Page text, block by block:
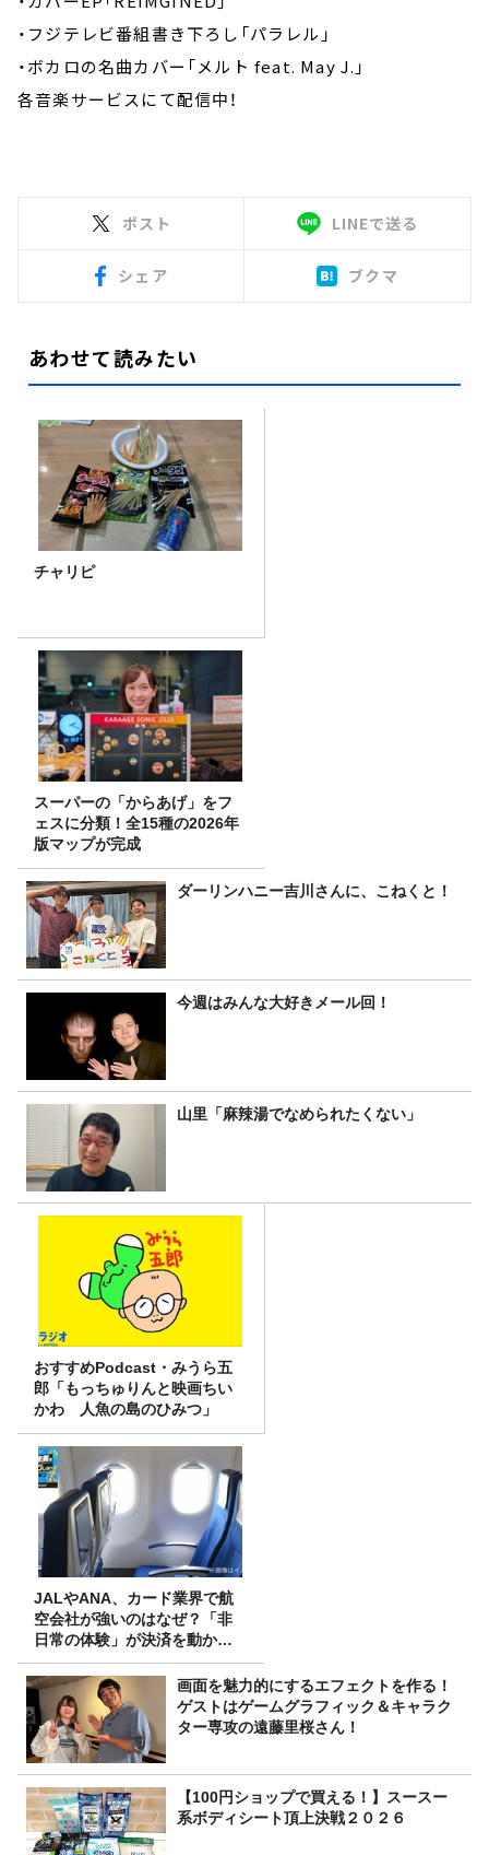
・フジテレビ番組書き下ろし「パラレル」
・ボカロの名曲カバー「メルト feat. May J.」
各音楽サービスにて配信中！
ポスト LINEで送る
シェア ブクマ
あわせて読みたい
チャリピ
スーパーの「からあげ」をフ
ェスに分類！全15種の2026年
版マップが完成
ダーリンハニー吉川さんに、こねくと！
今週はみんな大好きメール回！
山里「麻辣湯でなめられたくない」
おすすめPodcast・みうら五
郎「もっちゅりんと映画ちい
かわ 人魚の島のひみつ」
JALやANA、カード業界で航
空会社が強いのはなぜ？「非
日常の体験」が決済を動かす
理由
画面を魅力的にするエフェクトを作る！
ゲストはゲームグラフィック＆キャラク
ター専攻の遠藤里桜さん！
【100円ショップで買える！】スースー
系ボディシート頂上決戦２０２６